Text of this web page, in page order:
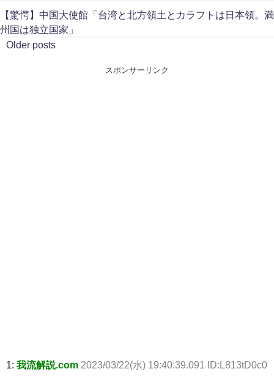
【驚愕】中国大使館「台湾と北方領土とカラフトは日本領。満
州国は独立国家」
Older posts
スポンサーリンク
1: 我流解説.com 2023/03/22(水) 19:40:39.091 ID:L813tD0c0